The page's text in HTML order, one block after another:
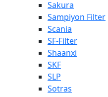
Sakura
Sampiyon Filter
Scania
SF-Filter
Shaanxi
SKF
SLP
Sotras